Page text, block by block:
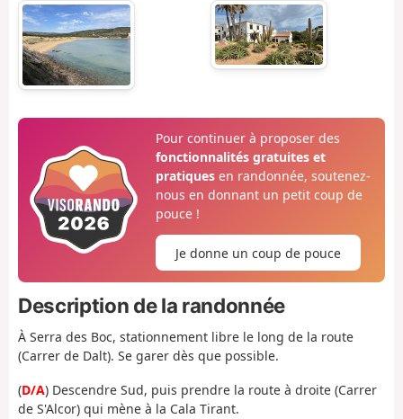
Pour continuer à proposer des
fonctionnalités gratuites et
pratiquesen randonnée, soutenez-
nous en donnant un petit coup de
pouce !
Je donne un coup de pouce
Description de la randonnée
À Serra des Boc, stationnement libre le long de la route
(Carrer de Dalt). Se garer dès que possible.
(D/A) Descendre Sud, puis prendre la route à droite (Carrer
de S'Alcor) qui mène à la Cala Tirant.